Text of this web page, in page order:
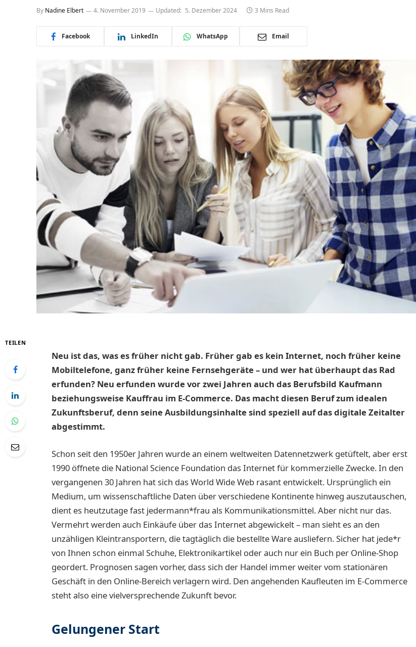
By Nadine Elbert 4. November 2019 Updated: 5. Dezember 2024 3 Mins Read
Facebook LinkedIn WhatsApp Email
TEILEN
Neu ist das, was es früher nicht gab. Früher gab es kein Internet, noch früher keine
Mobiltelefone, ganz früher keine Fernsehgeräte – und wer hat überhaupt das Rad
erfunden? Neu erfunden wurde vor zwei Jahren auch das Berufsbild Kaufmann
beziehungsweise Kauffrau im E-Commerce. Das macht diesen Beruf zum idealen
Zukunftsberuf, denn seine Ausbildungsinhalte sind speziell auf das digitale Zeitalter
abgestimmt.
Schon seit den 1950er Jahren wurde an einem weltweiten Datennetzwerk getüftelt, aber erst
1990 öffnete die National Science Foundation das Internet für kommerzielle Zwecke. In den
vergangenen 30 Jahren hat sich das World Wide Web rasant entwickelt. Ursprünglich ein
Medium, um wissenschaftliche Daten über verschiedene Kontinente hinweg auszutauschen,
dient es heutzutage fast jedermann*frau als Kommunikationsmittel. Aber nicht nur das.
Vermehrt werden auch Einkäufe über das Internet abgewickelt – man sieht es an den
unzähligen Kleintransportern, die tagtäglich die bestellte Ware ausliefern. Sicher hat jede*r
von Ihnen schon einmal Schuhe, Elektronikartikel oder auch nur ein Buch per Online-Shop
geordert. Prognosen sagen vorher, dass sich der Handel immer weiter vom stationären
Geschäft in den Online-Bereich verlagern wird. Den angehenden Kaufleuten im E-Commerce
steht also eine vielversprechende Zukunft bevor.
Gelungener Start